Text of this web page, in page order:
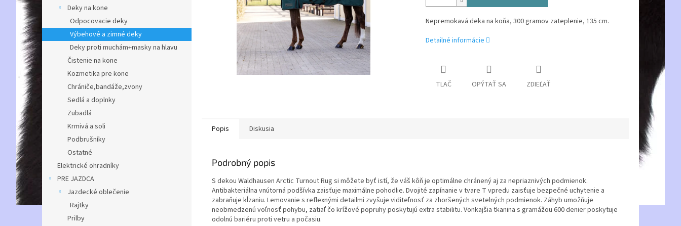
Deky na kone
Odpocovacie deky
Výbehové a zimné deky
Deky proti muchám+masky na hlavu
Čistenie na kone
Kozmetika pre kone
Chrániče,bandáže,zvony
Sedlá a doplnky
Zubadlá
Krmivá a soli
Podbrušníky
Ostatné
Elektrické ohradníky
PRE JAZDCA
Jazdecké oblečenie
Rajtky
Prilby
Nepremokavá deka na koňa, 300 gramov zateplenie, 135 cm.
Detailné informácie
TLAČ OPÝTAŤ SA ZDIEĽAŤ
Popis Diskusia
Podrobný popis
S dekou Waldhausen Arctic Turnout Rug si môžete byť istí, že váš kôň je optimálne chránený aj za nepriaznivých podmienok.
Antibakteriálna vnútorná podšívka zaisťuje maximálne pohodlie. Dvojité zapínanie v tvare T vpredu zaisťuje bezpečné uchytenie a
zabraňuje kĺzaniu. Lemovanie s reflexnými detailmi zvyšuje viditeľnosť za zhoršených svetelných podmienok. Záhyb umožňuje
neobmedzenú voľnosť pohybu, zatiaľ čo krížové popruhy poskytujú extra stabilitu. Vonkajšia tkanina s gramážou 600 denier poskytuje
odolnú bariéru proti vetru a počasiu.